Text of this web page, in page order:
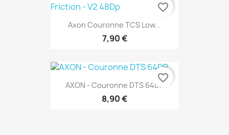
Axon Couronne TCS Low...
7,90 €
favorite_border
AXON - Couronne DTS 64DP
8,90 €
favorite_border